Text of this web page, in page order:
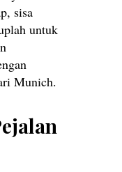
sisa
untuk
Munich.